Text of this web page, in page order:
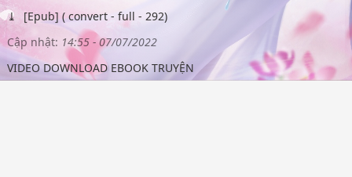
[Epub] ( convert - full - 292)
Cập nhật: 14:55 - 07/07/2022
VIDEO DOWNLOAD EBOOK TRUYỆN